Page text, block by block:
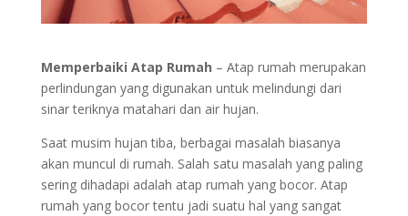
Memperbaiki Atap Rumah – Atap rumah merupakan
perlindungan yang digunakan untuk melindungi dari
sinar teriknya matahari dan air hujan.
Saat musim hujan tiba, berbagai masalah biasanya
akan muncul di rumah. Salah satu masalah yang paling
sering dihadapi adalah atap rumah yang bocor. Atap
rumah yang bocor tentu jadi suatu hal yang sangat